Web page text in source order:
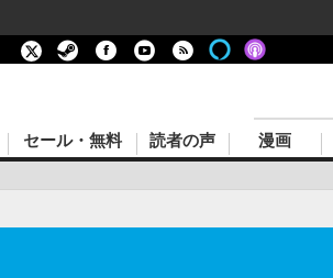
セール・無料 読者の声 漫画